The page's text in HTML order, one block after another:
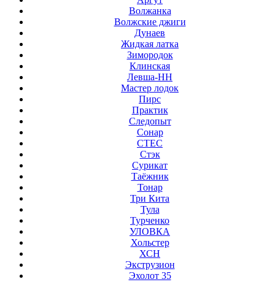
Волжанка
Волжские джиги
Дунаев
Жидкая латка
Зимородок
Клинская
Левша-НН
Мастер лодок
Пирс
Практик
Следопыт
Сонар
СТЕС
Стэк
Сурикат
Таёжник
Тонар
Три Кита
Тула
Турченко
УЛОВКА
Хольстер
ХСН
Экструзион
Эхолот 35